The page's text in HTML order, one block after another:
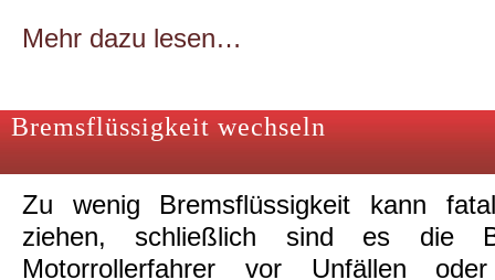
Mehr dazu lesen…
Bremsflüssigkeit wechseln
Zu wenig Bremsflüssigkeit kann
ziehen, schließlich sind es die
Motorrollerfahrer vor Unfällen